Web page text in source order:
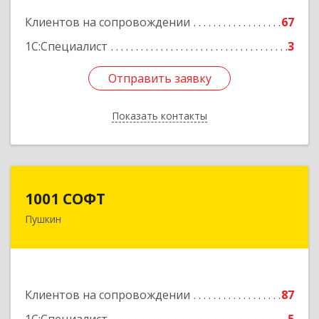
Клиентов на сопровождении
67
1С:Специалист
3
Отправить заявку
Показать контакты
Отправить заявку
Назад
1001 СОФТ
Пушкин
Клиентов на сопровождении
87